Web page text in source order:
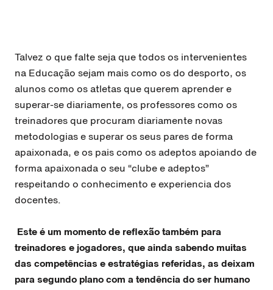
Talvez o que falte seja que todos os intervenientes
na Educação sejam maiscomo os do desporto, os
alunos como os atletas que querem aprender e
superar-se diariamente, os professores como os
treinadores que procuram diariamente novas
metodologias e superar os seus pares de forma
apaixonada, e os pais como os adeptos apoiando de
forma apaixonada o seu “clube e adeptos”
respeitando o conhecimento e experiencia dos
docentes.
Este é um momento de reflexão também para
treinadores e jogadores, que ainda sabendo muitas
das competências e estratégias referidas, as deixam
para segundo plano com a tendência do ser humano